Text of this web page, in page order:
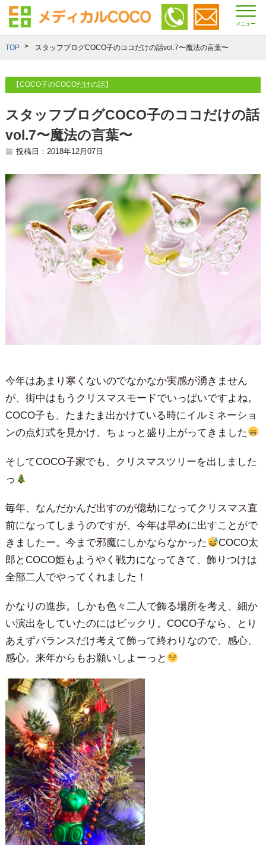
メニュー
TOP スタッフブログCOCO子のココだけの話vol.7〜魔法の言葉〜
【COCO子のCOCOだけの話】
スタッフブログCOCO子のココだけの話
vol.7〜魔法の言葉〜
投稿日：2018年12月07日
今年はあまり寒くないのでなかなか実感が湧きません
が、街中はもうクリスマスモードでいっぱいですよね。
COCO子も、たまたま出かけている時にイルミネーショ
ンの点灯式を見かけ、ちょっと盛り上がってきました
そしてCOCO子家でも、クリスマスツリーを出しました
っ
毎年、なんだかんだ出すのが億劫になってクリスマス直
前になってしまうのですが、今年は早めに出すことがで
きましたー。今まで邪魔にしかならなかった
COCO太
郎とCOCO姫もようやく戦力になってきて、飾りつけは
全部二人でやってくれました！
かなりの進歩。しかも色々二人で飾る場所を考え、細か
い演出をしていたのにはビックリ。COCO子なら、とり
あえずバランスだけ考えて飾って終わりなので、感心、
感心。来年からもお願いしよーっと